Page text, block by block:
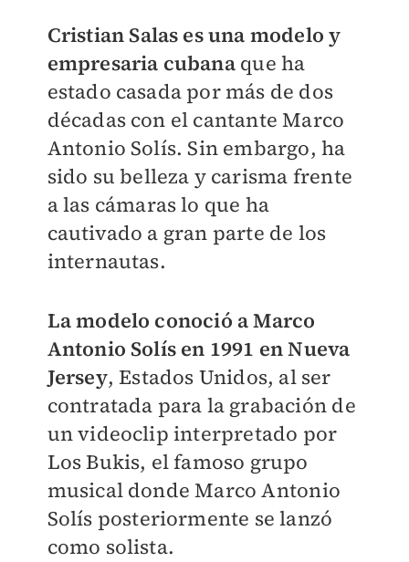
Cristian Salas es una modelo y
empresaria cubanaque ha
estado casada por más de dos
décadas con el cantante Marco
Antonio Solís. Sin embargo, ha
sido su belleza y carisma frente
a las cámaras lo que ha
cautivado a gran parte de los
internautas.
La modelo conoció a Marco
Antonio Solís en 1991 en Nueva
Jersey, Estados Unidos, al ser
contratada para la grabación de
un videoclip interpretado por
Los Bukis, el famoso grupo
musical donde Marco Antonio
Solís posteriormente se lanzó
como solista.